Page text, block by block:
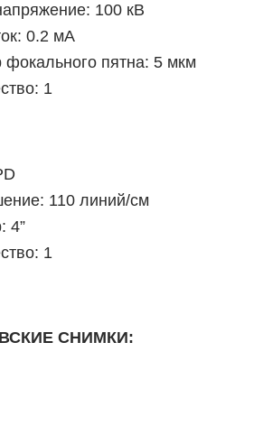
100 кВ
0.2 мА
фокального пятна: 5 мкм
1
110 линий/см
4”
1
СНИМКИ: